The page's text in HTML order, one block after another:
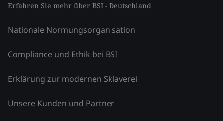
Erfahren Sie mehr über BSI - Deutschland
Nationale Normungsorganisation
Compliance und Ethik bei BSI
Erklärung zur modernen Sklaverei
Unsere Kunden und Partner